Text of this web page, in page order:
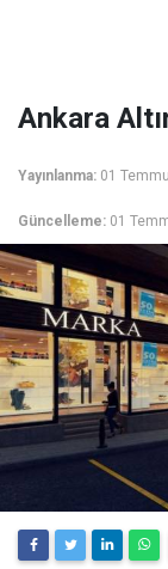
Ankara
Yayınlanma: 01
Güncelleme: 01